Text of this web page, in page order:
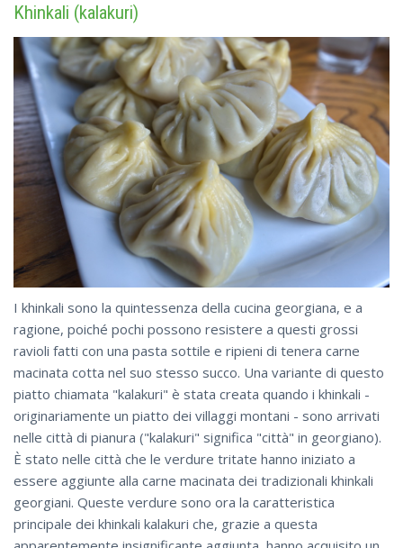
Khinkali (kalakuri)
I khinkali sono la quintessenza della cucina georgiana, e a
ragione, poiché pochi possono resistere a questi grossi
ravioli fatti con una pasta sottile e ripieni di tenera carne
macinata cotta nel suo stesso succo. Una variante di questo
piatto chiamata "kalakuri" è stata creata quando i khinkali -
originariamente un piatto dei villaggi montani - sono arrivati
nelle città di pianura ("kalakuri" significa "città" in georgiano).
È stato nelle città che le verdure tritate hanno iniziato a
essere aggiunte alla carne macinata dei tradizionali khinkali
georgiani. Queste verdure sono ora la caratteristica
principale dei khinkali kalakuri che, grazie a questa